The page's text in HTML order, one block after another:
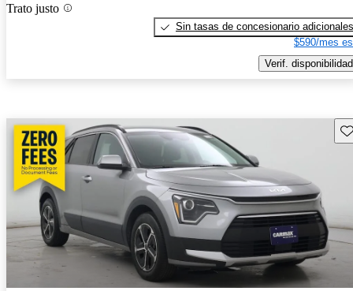
Trato justo
Sin tasas de concesionario adicionales
$590/mes
Verif. disponibilidad